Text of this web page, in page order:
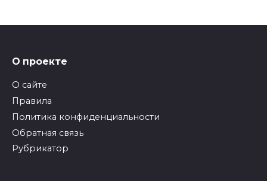
О проекте
О сайте
Правила
Политика конфиденциальности
Обратная связь
Рубрикатор